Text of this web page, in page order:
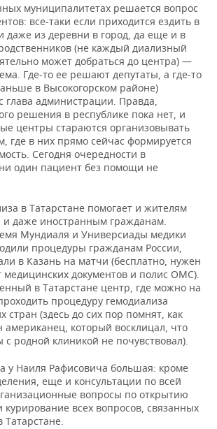
муниципалитетах решается вопрос
все-таки если приходится ездить в
даже из деревни в город, да еще и в
(не каждый диализный
может добраться до центра) —
Где-то ее решают депутаты, а где-то
в Высокогорском районе)
глава администрации. Правда,
решения в республике пока нет, и
центры стараются организовывать
где в них прямо сейчас формируется
Сегодня очередности в
один пациент без помощи не
в Татарстане помогает и жителям
и даже иностранным гражданам.
Мундиаля и Универсиады медики
процедуры гражданам России,
в Казань на матчи (бесплатно, нужен
медицинских документов и полис ОМС).
в Татарстане центр, где можно на
процедуру гемодиализа
стран (здесь до сих пор помнят, как
американец, который восклицал, что
родной клиникой не почувствовал).
у Наиля Рафисовича большая: кроме
еще и консультации по всей
вопросы по открытию
всех вопросов, связанных